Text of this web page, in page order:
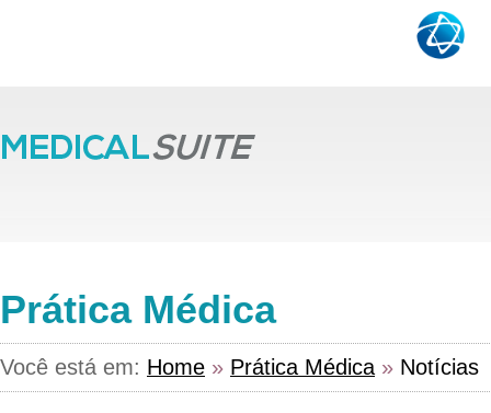
Prática Médica
Você está em: Home » Prática Médica » Notícias